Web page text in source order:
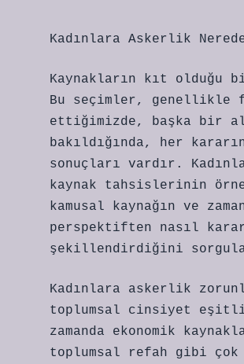
Kadınlara Askerlik
Kaynakların kıt olduğu
Bu seçimler,
ettiğimizde, başka bir
bakıldığında, her
sonuçları vardır.
kaynak tahsislerinin
kamusal kaynağın ve
perspektiften nasıl
şekillendirdiğini
Kadınlara askerlik
toplumsal cinsiyet
zamanda ekonomik
toplumsal refah gibi